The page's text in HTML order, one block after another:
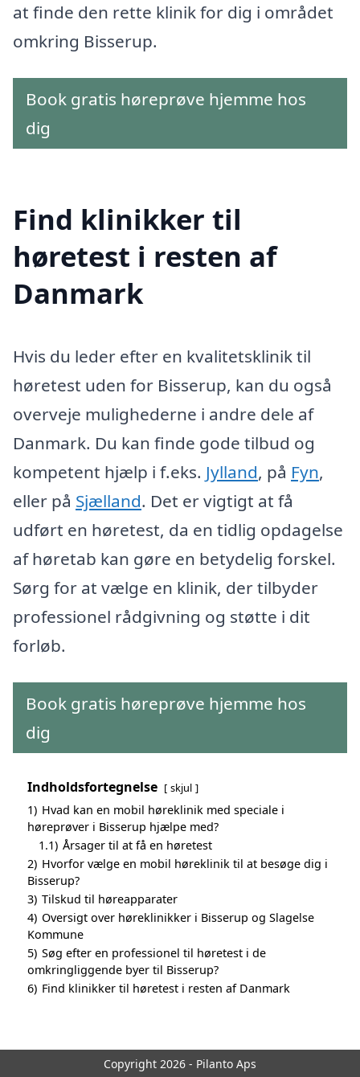
at finde den rette klinik for dig i området
omkring Bisserup.
Book gratis høreprøve hjemme hos
dig
Find klinikker til
høretest i resten af
Danmark
Hvis du leder efter en kvalitetsklinik til
høretest uden for Bisserup, kan du også
overveje mulighederne i andre dele af
Danmark. Du kan finde gode tilbud og
kompetent hjælp i f.eks. Jylland, på Fyn,
eller på Sjælland. Det er vigtigt at få
udført en høretest, da en tidlig opdagelse
af høretab kan gøre en betydelig forskel.
Sørg for at vælge en klinik, der tilbyder
professionel rådgivning og støtte i dit
forløb.
Book gratis høreprøve hjemme hos
dig
Indholdsfortegnelse skjul
1) Hvad kan en mobil høreklinik med speciale i
høreprøver i Bisserup hjælpe med?
1.1) Årsager til at få en høretest
2) Hvorfor vælge en mobil høreklinik til at besøge dig i
Bisserup?
3) Tilskud til høreapparater
4) Oversigt over høreklinikker i Bisserup og Slagelse
Kommune
5) Søg efter en professionel til høretest i de
omkringliggende byer til Bisserup?
6) Find klinikker til høretest i resten af Danmark
Copyright 2026 - Pilanto Aps